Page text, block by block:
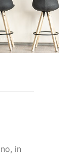
in